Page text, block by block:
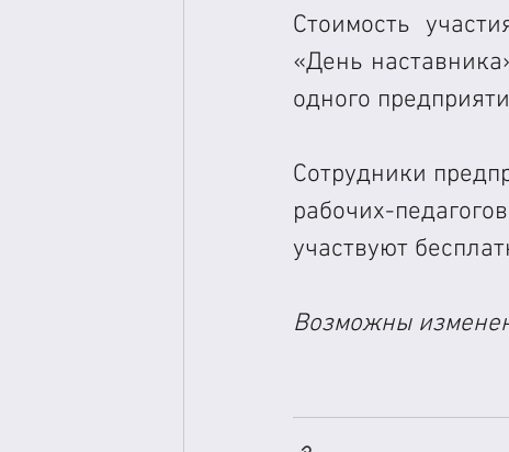
Стоимость
«День
одного
Сотрудники
рабочих-
участвуют
Возможны